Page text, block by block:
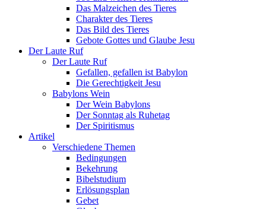
Das Malzeichen des Tieres
Charakter des Tieres
Das Bild des Tieres
Gebote Gottes und Glaube Jesu
Der Laute Ruf
Der Laute Ruf
Gefallen, gefallen ist Babylon
Die Gerechtigkeit Jesu
Babylons Wein
Der Wein Babylons
Der Sonntag als Ruhetag
Der Spiritismus
Artikel
Verschiedene Themen
Bedingungen
Bekehrung
Bibelstudium
Erlösungsplan
Gebet